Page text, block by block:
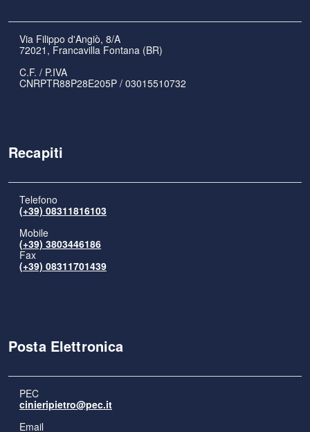
Via Filippo d'Angiò, 8/A
72021, Francavilla Fontana (BR)
C.F. / P.IVA
CNRPTR88P28E205P / 03015510732
Recapiti
Telefono
(+39) 08311816103
Mobile
(+39) 3803446186
Fax
(+39) 08311701439
Posta Elettronica
PEC
cinieripietro@pec.it
Email